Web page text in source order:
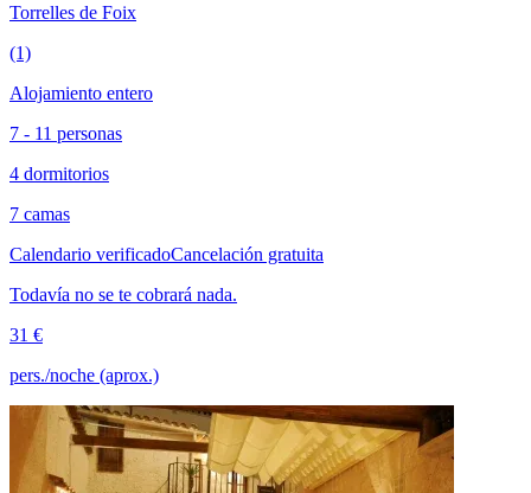
Torrelles de Foix
(1)
Alojamiento entero
7 - 11 personas
4 dormitorios
7 camas
Calendario verificadoCancelación gratuita
Todavía no se te cobrará nada.
31 €
pers./noche (aprox.)